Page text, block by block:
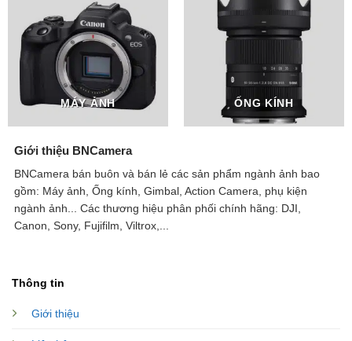
MÁY ẢNH ỐNG KÍNH
Giới thiệu BNCamera
BNCamera bán buôn và bán lẻ các sản phẩm ngành ảnh bao
gồm: Máy ảnh, Ống kính, Gimbal, Action Camera, phụ kiện
ngành ảnh...
Các thương hiệu phân phối chính hãng: DJI,
Canon, Sony, Fujifilm, Viltrox,...
Thông tin
Giới thiệu